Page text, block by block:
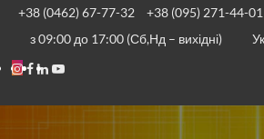
Перейти
вмісту
+38 (0462) 67-77-32 +38 (095) 271-44-01
з 09:00 до 17:00 (Сб,Нд – вихідні)
Instagram
Facebook
Linkedin
Youtube